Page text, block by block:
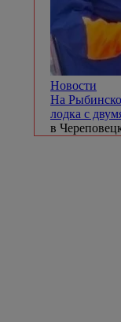
Новости
На
лодка с
в